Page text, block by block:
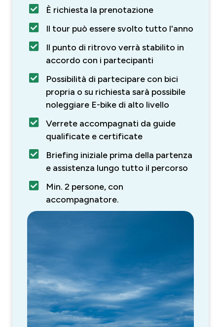
È richiesta la prenotazione
Il tour può essere svolto tutto l'anno
Il punto di ritrovo verrà stabilito in
accordo con i partecipanti
Possibilità di partecipare con bici
propria o su richiesta sarà possibile
noleggiare E-bike di alto livello
Verrete accompagnati da guide
qualificate e certificate
Briefing iniziale prima della partenza
e assistenza lungo tutto il percorso
Min. 2 persone, con
accompagnatore.